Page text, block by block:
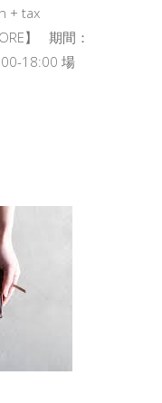
+ tax
】 期間：
18:00 場